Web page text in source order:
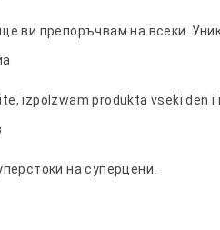
ви препоръчвам на всеки.
izpolzwam produkta vseki den i
на суперцени.